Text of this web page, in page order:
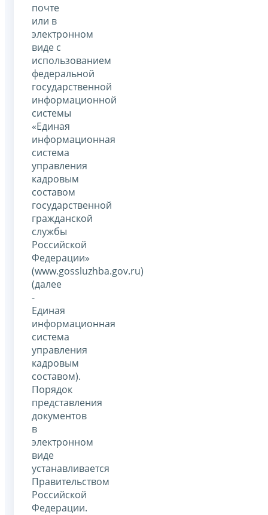
почте
или в
электронном
виде с
использованием
федеральной
государственной
информационной
системы
«Единая
информационная
система
управления
кадровым
составом
государственной
гражданской
службы
Российской
Федерации»
(www.gossluzhba.gov.ru)
(далее
-
Единая
информационная
система
управления
кадровым
составом).
Порядок
представления
документов
в
электронном
виде
устанавливается
Правительством
Российской
Федерации.